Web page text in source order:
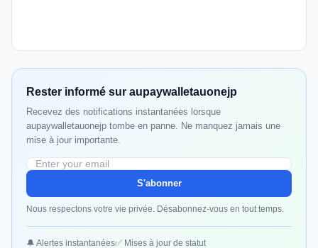
Rester informé sur aupaywalletauonejp
Recevez des notifications instantanées lorsque
aupaywalletauonejp tombe en panne. Ne manquez jamais une
mise à jour importante.
S'abonner
Nous respectons votre vie privée. Désabonnez-vous en tout temps.
🔔 Alertes instantanées✅ Mises à jour de statut